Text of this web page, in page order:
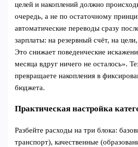
целей и накоплений должно
очередь, а не по остаточному
автоматические переводы сразу
зарплаты: на резервный счёт, на
Это снижает поведенческие
месяца вдруг ничего не осталось».
превращаете накопления в
бюджета.
Практическая настройка
Разбейте расходы на три блока:
транспорт), качественные